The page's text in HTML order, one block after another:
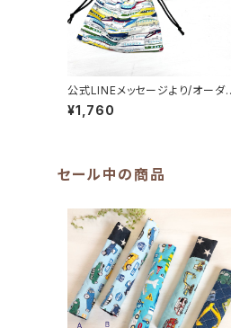
公式LINEメッセージより/オーダ
ー 給食袋 / 園指定サイズ 男
の子 新幹線 動物 アニマル｜
¥1,760
セール中の商品